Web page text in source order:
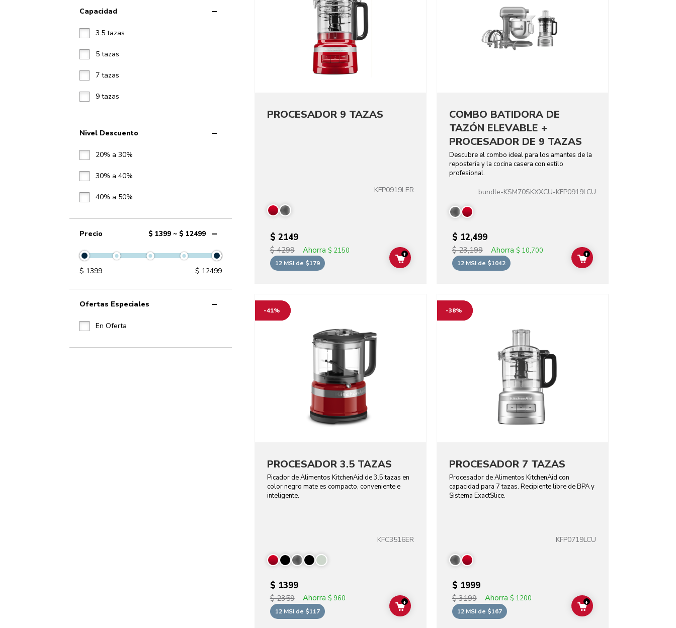
Capacidad
3.5 tazas
5 tazas
7 tazas
9 tazas
Nivel Descuento
20% a 30%
30% a 40%
40% a 50%
Precio $ 1399 ~ $ 12499
$ 1399 $ 12499
Ofertas Especiales
En Oferta
PROCESADOR 9 TAZAS
KFP0919LER
$ 2149
$ 4299 Ahorra $ 2150
12 MSI de $179 ADD TO CART
+
COMBO BATIDORA DE
TAZÓN ELEVABLE +
PROCESADOR DE 9 TAZAS
Descubre el combo ideal para los amantes de la
repostería y la cocina casera con estilo
profesional.
bundle-KSM70SKXXCU-KFP0919LCU
$ 12,499
$ 23,199 Ahorra $ 10,700
12 MSI de $1042 ADD TO CART
+
-41%
PROCESADOR 3.5 TAZAS
Picador de Alimentos KitchenAid de 3.5 tazas en
color negro mate es compacto, conveniente e
inteligente.
KFC3516ER
$ 1399
$ 2359 Ahorra $ 960
12 MSI de $117 ADD TO CART
+
-38%
PROCESADOR 7 TAZAS
Procesador de Alimentos KitchenAid con
capacidad para 7 tazas. Recipiente libre de BPA y
Sistema ExactSlice.
KFP0719LCU
$ 1999
$ 3199 Ahorra $ 1200
12 MSI de $167 ADD TO CART
+